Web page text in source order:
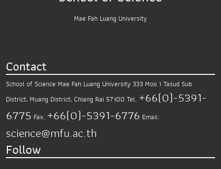
Mae Fah Luang University
Contact
School of Science Mae Fah Luang University 333 Moo 1 Tasud Sub
District, Muang District, Chiang Rai 57100 Tel. +66(0)-5391-
6775 Fax. +66(0)-5391-6776 Email:
science@mfu.ac.th
Follow